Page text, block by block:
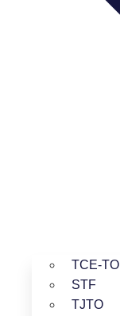
TCE-TO
STF
TJTO